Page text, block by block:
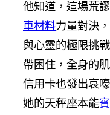
他知道，這場荒
車材料力量對決
與心靈的極限挑
帶困住，全身的
信用卡也發出哀嚎
她的天秤座本能